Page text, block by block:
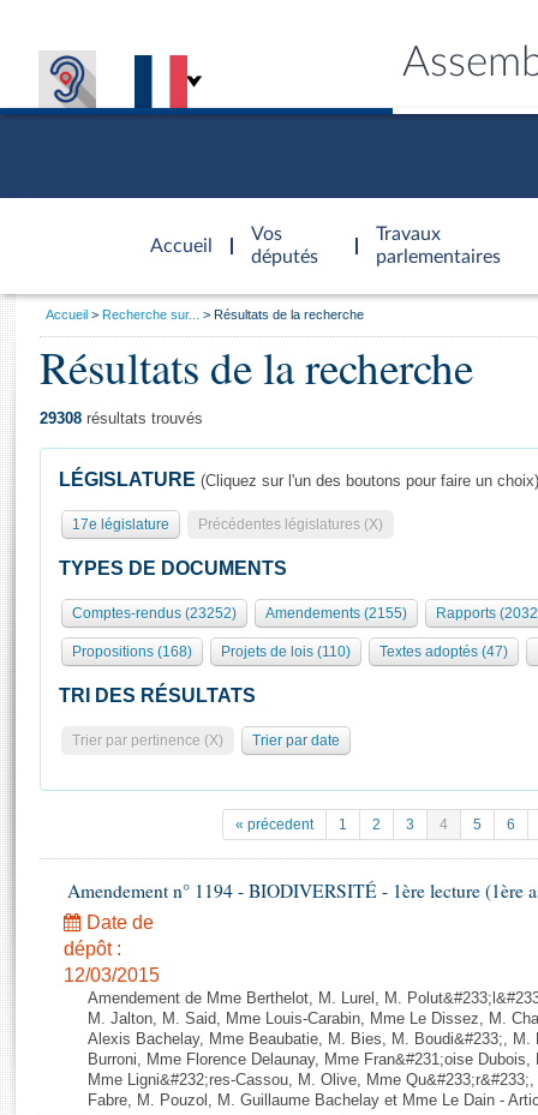
Accueil
d'accueil
Vos
députés
Travaux
parlementaires
Présidence
577 députés
Groupes politiques
Séance publique
Commissions et autres organes
Europe et International
Pétitions
Projets de loi
Propositions de loi
Amendements
Textes adoptés
Rapports d'information
Rapports d'enquête
Rapports législatifs
Général
Rôle et pouvoirs de l'Assemblée
Organisation de l'Assemblée
Présidence Conférence des Présidents Bureau Collège des
Statistiques et chiffres clés
Documents de référence
( Constitution | Règlement de l'Assemblée ... )
Histoire
Juniors
Anciennes législatures
Liens vers les sites publics
Visiter l'Assemblée
Visite virtuelle du palais Bourbon
Assister à une séance
Contacts et plan d'accès
Photos libres de droit
Vous
Accueil Recherche sur... Résultats de la recherche
Résultats de la recherche
29308 résultats trouvés
LÉGISLATURE (Cliquez sur l'un des boutons pour faire un choix)
17e législature Précédentes législatures (X)
TYPES DE DOCUMENTS
Comptes-rendus (23252) Amendements (2155) Rapports
Propositions (168) Projets de lois (110) Textes adoptés (47)
TRI DES RÉSULTATS
Trier par pertinence (X) Trier par date
« précedent 1 2 3 4 5 6
Amendement n° 1194 - BIODIVERSITÉ - 1ère lecture (1ère
Date de
dépôt :
12/03/2015
Amendement de Mme Berthelot, M. Lurel, M.
M. Jalton, M. Said, Mme Louis-Carabin, Mme Le Dissez, M.
Alexis Bachelay, Mme Beaubatie, M. Bies, M. Boudi&#233;,
Burroni, Mme Florence Delaunay, Mme Fran&#231;oise
Mme Ligni&#232;res-Cassou, M. Olive, Mme
Fabre, M. Pouzol, M. Guillaume Bachelay et Mme Le Dain -